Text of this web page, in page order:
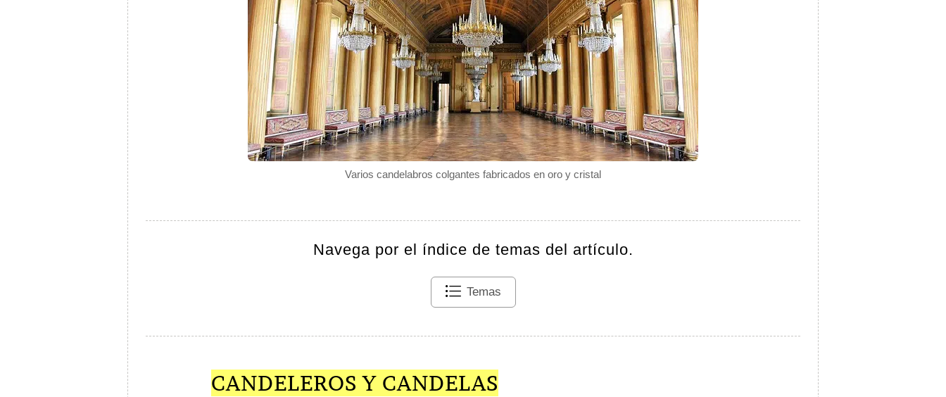
Varios candelabros colgantes fabricados en oro y cristal
Navega por el índice de temas del artículo.
Temas
CANDELEROS Y CANDELAS